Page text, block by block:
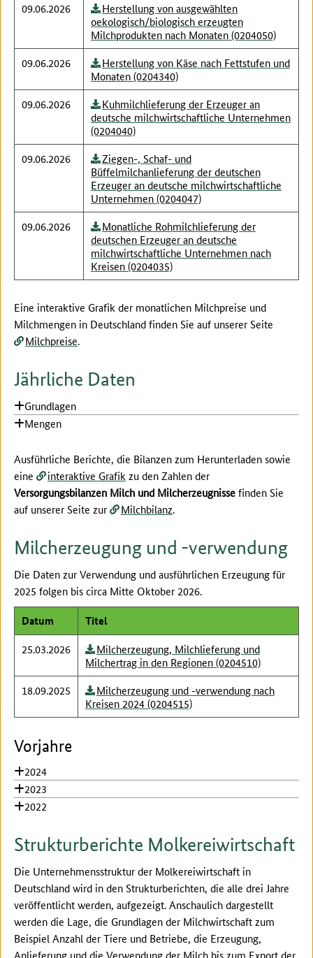
09.06.2026
Herstellung von ausgewählten
oekologisch/biologisch erzeugten
Milchprodukten nach Monaten (0204050)
09.06.2026
Herstellung von Käse nach Fettstufen und
Monaten (0204340)
09.06.2026
Kuhmilchlieferung der Erzeuger an
deutsche milchwirtschaftliche Unternehmen
(0204040)
09.06.2026
Ziegen-, Schaf- und
Büffelmilchanlieferung der deutschen
Erzeuger an deutsche milchwirtschaftliche
Unternehmen (0204047)
09.06.2026
Monatliche Rohmilchlieferung der
deutschen Erzeuger an deutsche
milchwirtschaftliche Unternehmen nach
Kreisen (0204035)
Eine interaktive Grafik der monatlichen Milchpreise und
Milchmengen in Deutschland finden Sie auf unserer Seite
Milchpreise.
Jährliche Daten
Grundlagen
Mengen
Ausführliche Berichte, die Bilanzen zum Herunterladen sowie
eine
interaktive Grafikzu den Zahlen der
Versorgungsbilanzen Milch und Milcherzeugnissefinden Sie
auf unserer Seite zur
Milchbilanz.
Milcherzeugung und -verwendung
Die Daten zur Verwendung und ausführlichen Erzeugung für
2025 folgen bis circa Mitte Oktober 2026.
Datum Titel
25.03.2026
Milcherzeugung, Milchlieferung und
Milchertrag in den Regionen (0204510)
18.09.2025
Milcherzeugung und -verwendung nach
Kreisen 2024 (0204515)
Vorjahre
2024
2023
2022
Strukturberichte Molkereiwirtschaft
Die Unternehmensstruktur der Molkereiwirtschaft in
Deutschland wird in den Strukturberichten, die alle drei Jahre
veröffentlicht werden, aufgezeigt. Anschaulich dargestellt
werden die Lage, die Grundlagen der Milchwirtschaft zum
Beispiel Anzahl der Tiere und Betriebe, die Erzeugung,